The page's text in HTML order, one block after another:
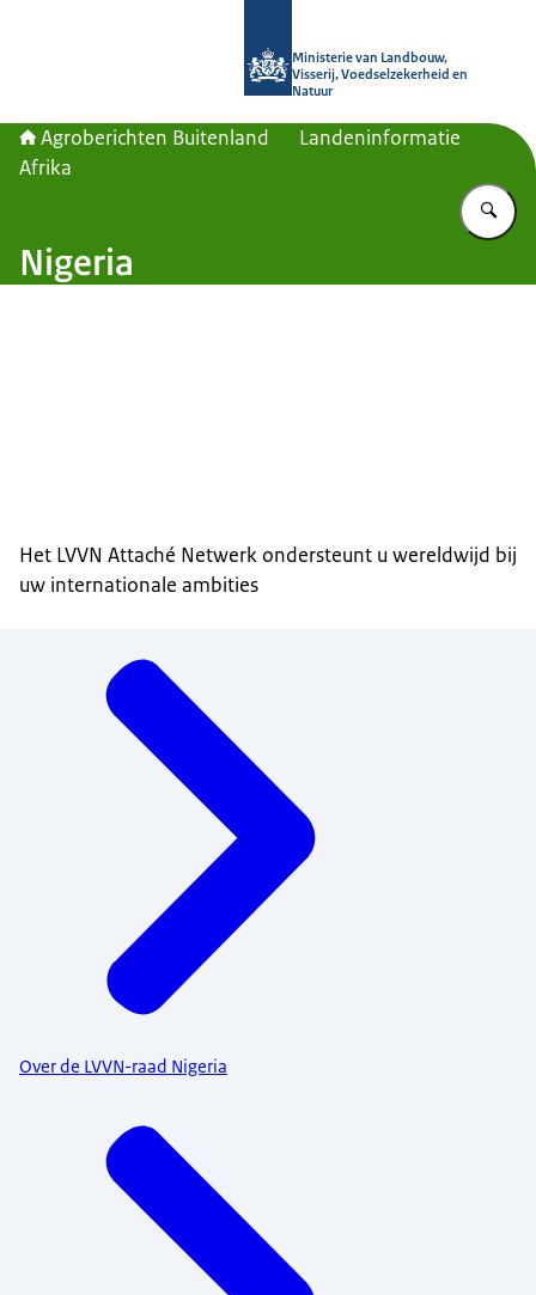
Ministerie van Landbouw,
Visserij, Voedselzekerheid en
Natuur
Agroberichten Buitenland
Landeninformatie
Afrika
Nigeria
Het LVVN Attaché Netwerk ondersteunt u wereldwijd bij
uw internationale ambities
Over de LVVN-raad Nigeria